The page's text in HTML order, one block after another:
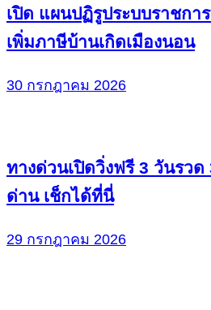
เปิด แผนปฏิรูประบบราชกา
เพิ่มภาษีบ้านเกิดเมืองนอน
30 กรกฎาคม 2026
ทางด่วนเปิดวิ่งฟรี 3 วันรวด
ด่าน เช็กได้ที่นี่
29 กรกฎาคม 2026